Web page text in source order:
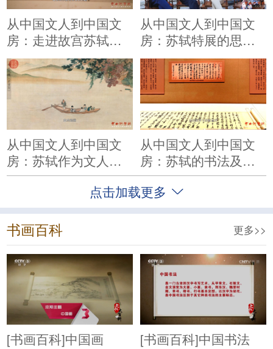
从中国文人到中国文
房：走进故宫苏轼特
展
从中国文人到中国文
房：苏轼特展的思路
和主要内容
从中国文人到中国文
房：苏轼作为文人对
后世的影响
从中国文人到中国文
房：苏轼的书法及其
他艺术成就
点击加载更多
书画百科 更多>>
[书画百科]中国画 [书画百科]中国书法